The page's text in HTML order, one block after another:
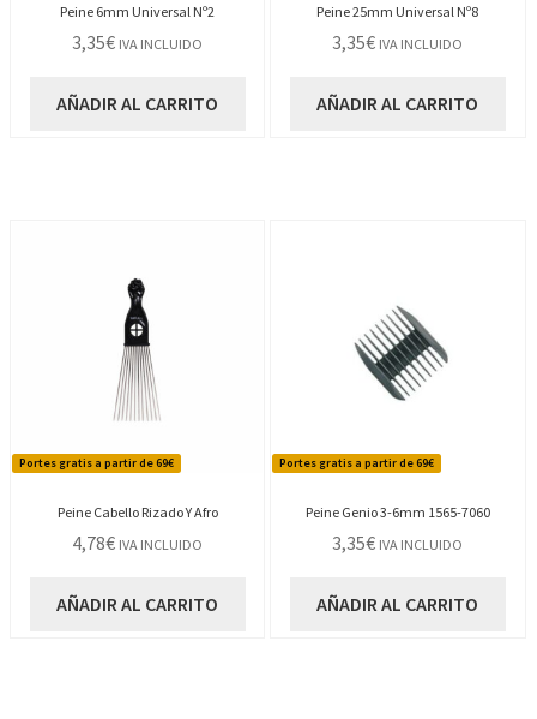
Peine 6mm Universal Nº2
3,35€ IVA INCLUIDO
AÑADIR AL CARRITO
Peine 25mm Universal Nº8
3,35€ IVA INCLUIDO
AÑADIR AL CARRITO
Portes gratis a partir de 69€
Peine Cabello Rizado Y Afro
4,78€ IVA INCLUIDO
AÑADIR AL CARRITO
Portes gratis a partir de 69€
Peine Genio 3-6mm 1565-7060
3,35€ IVA INCLUIDO
AÑADIR AL CARRITO